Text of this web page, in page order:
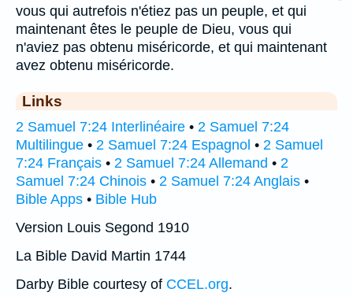
vous qui autrefois n'étiez pas un peuple, et qui
maintenant êtes le peuple de Dieu, vous qui
n'aviez pas obtenu miséricorde, et qui maintenant
avez obtenu miséricorde.
Links
2 Samuel 7:24 Interlinéaire • 2 Samuel 7:24
Multilingue • 2 Samuel 7:24 Espagnol • 2 Samuel
7:24 Français • 2 Samuel 7:24 Allemand • 2
Samuel 7:24 Chinois • 2 Samuel 7:24 Anglais •
Bible Apps • Bible Hub
Version Louis Segond 1910
La Bible David Martin 1744
Darby Bible courtesy of CCEL.org.